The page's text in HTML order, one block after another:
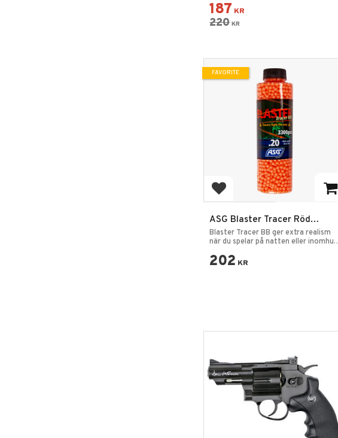
187 KR
220 KR
Add to favorites
ASG Blaster Tracer Röd
Airsoft BB 3300 st
Blaster Tracer BB ger extra realism
när du spelar på natten eller inomhus
202 KR
FAVORITE